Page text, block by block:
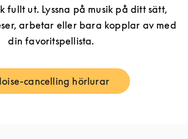
fullt ut. Lyssna på musik på ditt sätt,
arbetar eller bara kopplar av med
din favoritspellista.
cancelling hörlurar
Link Opens in New Tab